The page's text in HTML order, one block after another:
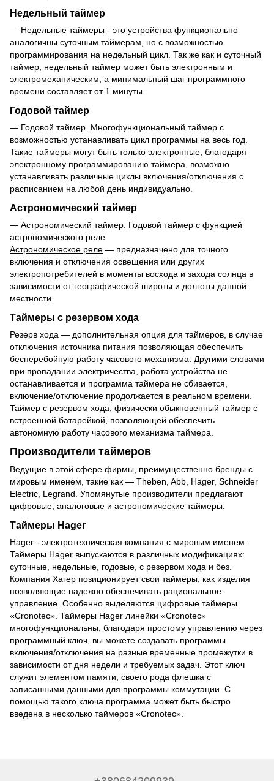
Недельный таймер
— Недельные таймеры - это устройства функционально
аналогичны суточным таймерам, но с возможностью
программирования на недельный цикл. Так же как и суточный
таймер, недельный таймер может быть электронным и
электромеханическим, а минимальный шаг программного
времени составляет от 1 минуты.
Годовой таймер
— Годовой таймер. Многофункциональный таймер с
возможностью устанавливать цикл программы на весь год.
Такие таймеры могут быть только электронные, благодаря
электронному программированию таймера, возможно
устанавливать различные циклы включения/отключения с
расписанием на любой день индивидуально.
Астрономический таймер
— Астрономический таймер. Годовой таймер с функцией
астрономического реле.
Астрономическое реле — предназначено для точного
включения и отключения освещения или других
электропотребителей в моменты восхода и захода солнца в
зависимости от географической широты и долготы данной
местности.
Таймеры с резервом хода
Резерв хода — дополнительная опция для таймеров, в случае
отключения источника питания позволяющая обеспечить
бесперебойную работу часового механизма. Другими словами
при пропадании электричества, работа устройства не
останавливается и программа таймера не сбивается,
включение/отключение продолжается в реальном времени.
Таймер с резервом хода, физически обыкновенный таймер с
встроенной батарейкой, позволяющей обеспечить
автономную работу часового механизма таймера.
Производители таймеров
Ведущие в этой сфере фирмы, преимущественно бренды с
мировым именем, такие как — Theben, Abb, Hager, Schneider
Electric, Legrand. Упомянутые производители предлагают
цифровые, аналоговые и астрономические таймеры.
Таймеры Hager
Hager - электротехническая компания с мировым именем.
Таймеры Hager выпускаются в различных модификациях:
суточные, недельные, годовые, с резервом хода и без.
Компания Хагер позиционирует свои таймеры, как изделия
позволяющие надежно обеспечивать рациональное
управление. Особенно выделяются цифровые таймеры
«Cronotec». Таймеры Hager линейки «Cronotec»
многофункциональны, благодаря простому управлению через
программный ключ, вы можете создавать программы
включения/отключения на разные временные промежутки в
зависимости от дня недели и требуемых задач. Этот ключ
служит элементом памяти, своего рода флешка с
записанными данными для программы коммутации. С
помощью такого ключа программа может быть быстро
введена в несколько таймеров «Cronotec».